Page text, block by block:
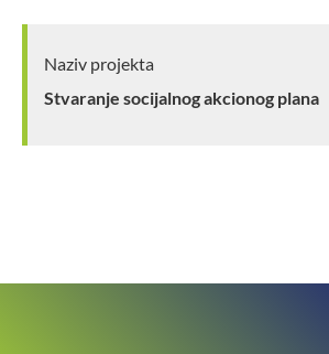
Naziv projekta
Stvaranje socijalnog akcionog plana